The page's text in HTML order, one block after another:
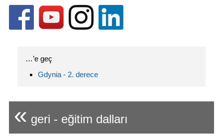
…’e geç
Gdynia - 2. derece
« geri - eğitim dalları